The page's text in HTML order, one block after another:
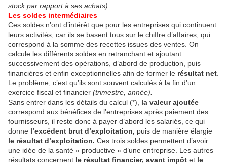
stock par rapport à ses achats)
Les soldes intermédiaires
Ces soldes n’ont d’intérêt que pour les entreprises qui continuent
leurs activités, car ils se basent tous sur le chiffre d’affaires, qui
correspond à la somme des recettes issues des ventes. On
calcule les différents soldes en retranchant et ajoutant
successivement des opérations, d’abord de production, puis
financières et enfin exceptionnelles afin de former le résultat net
Le problème, c’est qu’ils sont souvent calculés à la fin d’un
exercice fiscal et financier (trimestre, année).
Sans entrer dans les détails du calcul (*), la valeur ajoutée
correspond aux bénéfices de l’entreprises après paiement des
fournisseurs, il reste donc à payer d’abord les salariés, ce qui
donne l’excédent brut d’exploitation, puis de manière élargie
le résultat d’exploitation. Ces trois soldes permettent d’avoir
une idée de la santé « productive » d’une entreprise. Les autres
ré­sultats concernent le résultat financier, avant impôt et le